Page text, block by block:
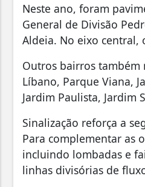
Neste ano, foram
General de Divisão
Aldeia. No eixo central,
Outros bairros também
Líbano, Parque Viana,
Jardim Paulista, Jardim
Sinalização reforça a
Para complementar as
incluindo lombadas e
linhas divisórias de